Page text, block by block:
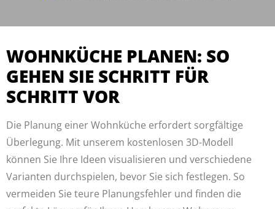
WOHNKÜCHE PLANEN: SO
GEHEN SIE SCHRITT FÜR
SCHRITT VOR
Die Planung einer Wohnküche erfordert sorgfältige
Überlegung. Mit unserem kostenlosen 3D-Modell
können Sie Ihre Ideen visualisieren und verschiedene
Varianten durchspielen, bevor Sie sich festlegen. So
vermeiden Sie teure Planungsfehler und finden die